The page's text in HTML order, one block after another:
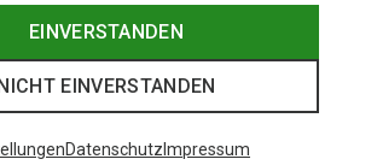
EINVERSTANDEN
EINVERSTANDEN
Datenschutz Impressum